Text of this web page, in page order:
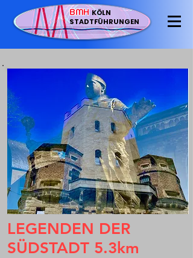
BMH KÖLN
STADTFÜHRUNGEN
LEGENDEN DER
SÜDSTADT 5.3km